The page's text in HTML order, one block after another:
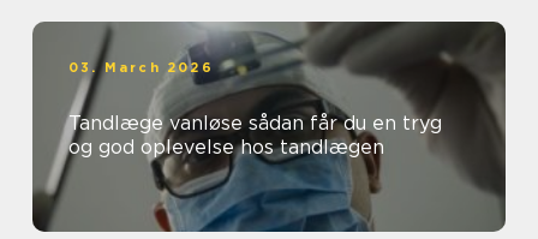
03. March 2026
Tandlæge vanløse sådan får du en tryg
og god oplevelse hos tandlægen